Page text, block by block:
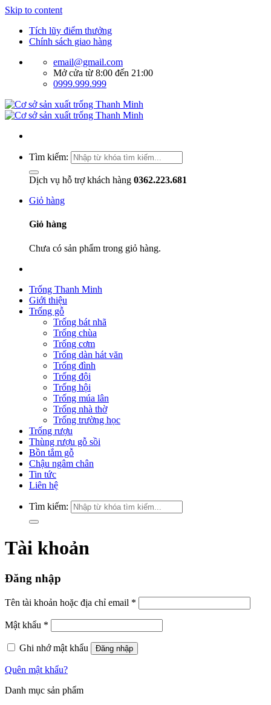
Skip to content
Tích lũy điểm thưởng
Chính sách giao hàng
email@gmail.com
Mở cửa từ 8:00 đến 21:00
0999.999.999
Tìm kiếm:
Dịch vụ hỗ trợ khách hàng 0362.223.681
Giỏ hàng
Giỏ hàng
Chưa có sản phẩm trong giỏ hàng.
Trống Thanh Minh
Giới thiệu
Trống gỗ
Trống bát nhã
Trống chùa
Trống cơm
Trống dàn hát văn
Trống đình
Trống đội
Trống hội
Trống múa lân
Trống nhà thờ
Trống trường học
Trống rượu
Thùng rượu gỗ sồi
Bồn tắm gỗ
Chậu ngâm chân
Tin tức
Liên hệ
Tìm kiếm:
Tài khoản
Đăng nhập
Tên tài khoản hoặc địa chỉ email *
Mật khẩu *
Ghi nhớ mật khẩu Đăng nhập
Quên mật khẩu?
Danh mục sản phẩm